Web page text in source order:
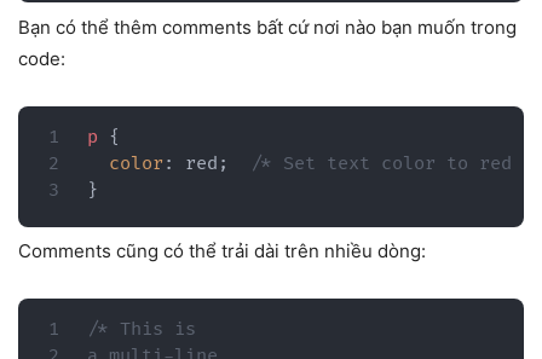
Bạn có thể thêm comments ​​bất cứ nơi nào bạn muốn trong
code:
p {
color : red ;
/* Set text color to red
}
Comments cũng có thể trải dài trên nhiều dòng:
/* This is